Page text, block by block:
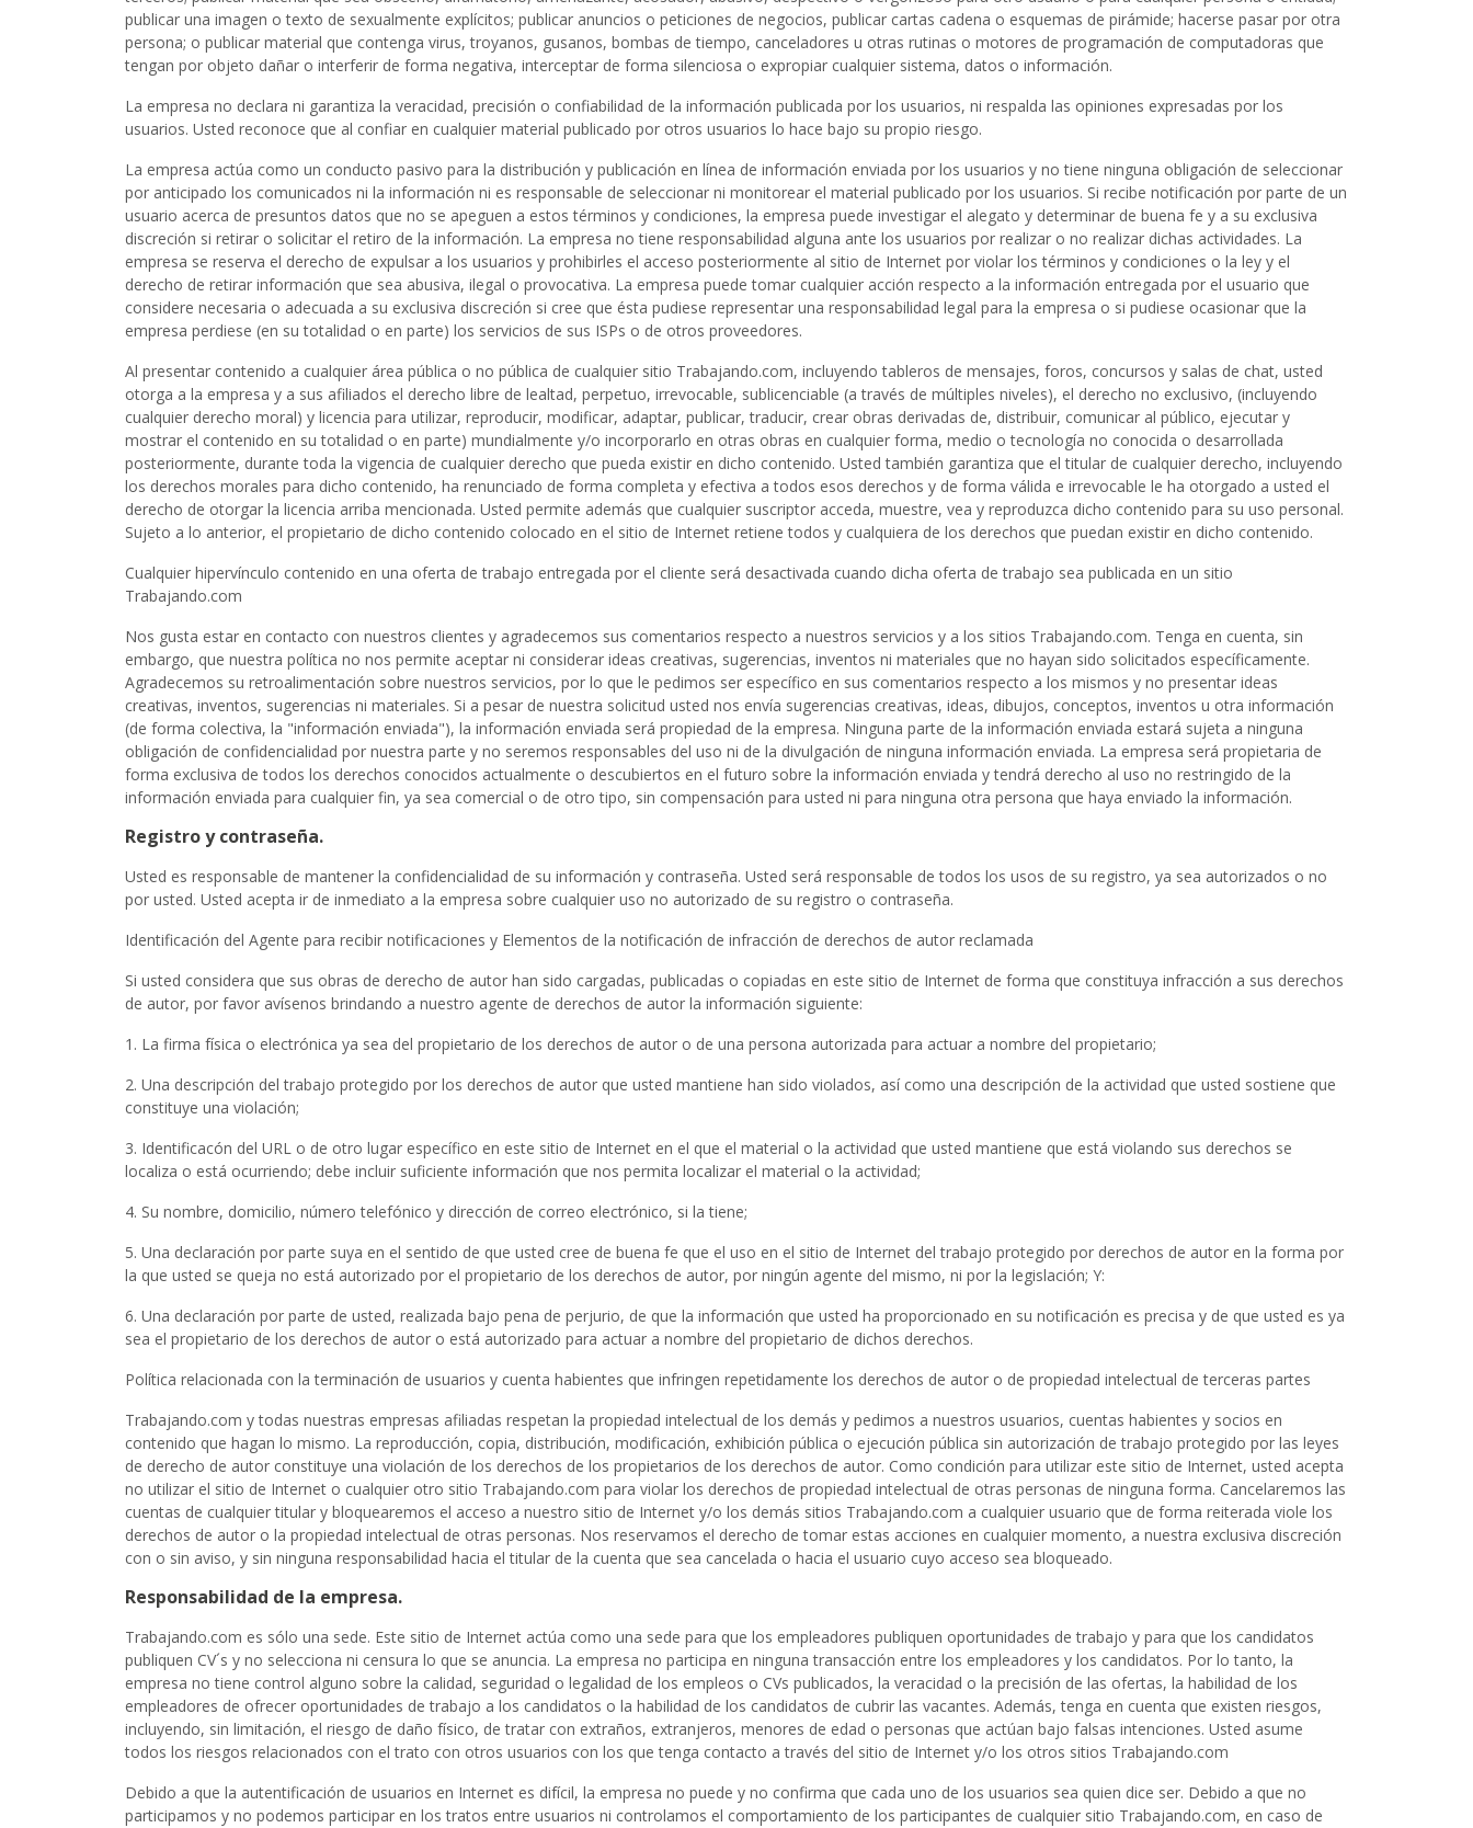
publicar una imagen o texto de sexualmente explícitos; publicar anuncios o peticiones de negocios, publicar cartas cadena o esquemas de pirámide; hacerse pasar por otra
persona; o publicar material que contenga virus, troyanos, gusanos, bombas de tiempo, canceladores u otras rutinas o motores de programación de computadoras que
tengan por objeto dañar o interferir de forma negativa, interceptar de forma silenciosa o expropiar cualquier sistema, datos o información.
La empresa no declara ni garantiza la veracidad, precisión o confiabilidad de la información publicada por los usuarios, ni respalda las opiniones expresadas por los
usuarios. Usted reconoce que al confiar en cualquier material publicado por otros usuarios lo hace bajo su propio riesgo.
La empresa actúa como un conducto pasivo para la distribución y publicación en línea de información enviada por los usuarios y no tiene ninguna obligación de seleccionar
por anticipado los comunicados ni la información ni es responsable de seleccionar ni monitorear el material publicado por los usuarios. Si recibe notificación por parte de un
usuario acerca de presuntos datos que no se apeguen a estos términos y condiciones, la empresa puede investigar el alegato y determinar de buena fe y a su exclusiva
discreción si retirar o solicitar el retiro de la información. La empresa no tiene responsabilidad alguna ante los usuarios por realizar o no realizar dichas actividades. La
empresa se reserva el derecho de expulsar a los usuarios y prohibirles el acceso posteriormente al sitio de Internet por violar los términos y condiciones o la ley y el
derecho de retirar información que sea abusiva, ilegal o provocativa. La empresa puede tomar cualquier acción respecto a la información entregada por el usuario que
considere necesaria o adecuada a su exclusiva discreción si cree que ésta pudiese representar una responsabilidad legal para la empresa o si pudiese ocasionar que la
empresa perdiese (en su totalidad o en parte) los servicios de sus ISPs o de otros proveedores.
Al presentar contenido a cualquier área pública o no pública de cualquier sitio Trabajando.com, incluyendo tableros de mensajes, foros, concursos y salas de chat, usted
otorga a la empresa y a sus afiliados el derecho libre de lealtad, perpetuo, irrevocable, sublicenciable (a través de múltiples niveles), el derecho no exclusivo, (incluyendo
cualquier derecho moral) y licencia para utilizar, reproducir, modificar, adaptar, publicar, traducir, crear obras derivadas de, distribuir, comunicar al público, ejecutar y
mostrar el contenido en su totalidad o en parte) mundialmente y/o incorporarlo en otras obras en cualquier forma, medio o tecnología no conocida o desarrollada
posteriormente, durante toda la vigencia de cualquier derecho que pueda existir en dicho contenido. Usted también garantiza que el titular de cualquier derecho, incluyendo
los derechos morales para dicho contenido, ha renunciado de forma completa y efectiva a todos esos derechos y de forma válida e irrevocable le ha otorgado a usted el
derecho de otorgar la licencia arriba mencionada. Usted permite además que cualquier suscriptor acceda, muestre, vea y reproduzca dicho contenido para su uso personal.
Sujeto a lo anterior, el propietario de dicho contenido colocado en el sitio de Internet retiene todos y cualquiera de los derechos que puedan existir en dicho contenido.
Cualquier hipervínculo contenido en una oferta de trabajo entregada por el cliente será desactivada cuando dicha oferta de trabajo sea publicada en un sitio
Trabajando.com
Nos gusta estar en contacto con nuestros clientes y agradecemos sus comentarios respecto a nuestros servicios y a los sitios Trabajando.com. Tenga en cuenta, sin
embargo, que nuestra política no nos permite aceptar ni considerar ideas creativas, sugerencias, inventos ni materiales que no hayan sido solicitados específicamente.
Agradecemos su retroalimentación sobre nuestros servicios, por lo que le pedimos ser específico en sus comentarios respecto a los mismos y no presentar ideas
creativas, inventos, sugerencias ni materiales. Si a pesar de nuestra solicitud usted nos envía sugerencias creativas, ideas, dibujos, conceptos, inventos u otra información
(de forma colectiva, la "información enviada"), la información enviada será propiedad de la empresa. Ninguna parte de la información enviada estará sujeta a ninguna
obligación de confidencialidad por nuestra parte y no seremos responsables del uso ni de la divulgación de ninguna información enviada. La empresa será propietaria de
forma exclusiva de todos los derechos conocidos actualmente o descubiertos en el futuro sobre la información enviada y tendrá derecho al uso no restringido de la
información enviada para cualquier fin, ya sea comercial o de otro tipo, sin compensación para usted ni para ninguna otra persona que haya enviado la información.
Registro y contraseña.
Usted es responsable de mantener la confidencialidad de su información y contraseña. Usted será responsable de todos los usos de su registro, ya sea autorizados o no
por usted. Usted acepta ir de inmediato a la empresa sobre cualquier uso no autorizado de su registro o contraseña.
Identificación del Agente para recibir notificaciones y Elementos de la notificación de infracción de derechos de autor reclamada
Si usted considera que sus obras de derecho de autor han sido cargadas, publicadas o copiadas en este sitio de Internet de forma que constituya infracción a sus derechos
de autor, por favor avísenos brindando a nuestro agente de derechos de autor la información siguiente:
1. La firma física o electrónica ya sea del propietario de los derechos de autor o de una persona autorizada para actuar a nombre del propietario;
2. Una descripción del trabajo protegido por los derechos de autor que usted mantiene han sido violados, así como una descripción de la actividad que usted sostiene que
constituye una violación;
3. Identificacón del URL o de otro lugar específico en este sitio de Internet en el que el material o la actividad que usted mantiene que está violando sus derechos se
localiza o está ocurriendo; debe incluir suficiente información que nos permita localizar el material o la actividad;
4. Su nombre, domicilio, número telefónico y dirección de correo electrónico, si la tiene;
5. Una declaración por parte suya en el sentido de que usted cree de buena fe que el uso en el sitio de Internet del trabajo protegido por derechos de autor en la forma por
la que usted se queja no está autorizado por el propietario de los derechos de autor, por ningún agente del mismo, ni por la legislación; Y:
6. Una declaración por parte de usted, realizada bajo pena de perjurio, de que la información que usted ha proporcionado en su notificación es precisa y de que usted es ya
sea el propietario de los derechos de autor o está autorizado para actuar a nombre del propietario de dichos derechos.
Política relacionada con la terminación de usuarios y cuenta habientes que infringen repetidamente los derechos de autor o de propiedad intelectual de terceras partes
Trabajando.com y todas nuestras empresas afiliadas respetan la propiedad intelectual de los demás y pedimos a nuestros usuarios, cuentas habientes y socios en
contenido que hagan lo mismo. La reproducción, copia, distribución, modificación, exhibición pública o ejecución pública sin autorización de trabajo protegido por las leyes
de derecho de autor constituye una violación de los derechos de los propietarios de los derechos de autor. Como condición para utilizar este sitio de Internet, usted acepta
no utilizar el sitio de Internet o cualquier otro sitio Trabajando.com para violar los derechos de propiedad intelectual de otras personas de ninguna forma. Cancelaremos las
cuentas de cualquier titular y bloquearemos el acceso a nuestro sitio de Internet y/o los demás sitios Trabajando.com a cualquier usuario que de forma reiterada viole los
derechos de autor o la propiedad intelectual de otras personas. Nos reservamos el derecho de tomar estas acciones en cualquier momento, a nuestra exclusiva discreción
con o sin aviso, y sin ninguna responsabilidad hacia el titular de la cuenta que sea cancelada o hacia el usuario cuyo acceso sea bloqueado.
Responsabilidad de la empresa.
Trabajando.com es sólo una sede. Este sitio de Internet actúa como una sede para que los empleadores publiquen oportunidades de trabajo y para que los candidatos
publiquen CV´s y no selecciona ni censura lo que se anuncia. La empresa no participa en ninguna transacción entre los empleadores y los candidatos. Por lo tanto, la
empresa no tiene control alguno sobre la calidad, seguridad o legalidad de los empleos o CVs publicados, la veracidad o la precisión de las ofertas, la habilidad de los
empleadores de ofrecer oportunidades de trabajo a los candidatos o la habilidad de los candidatos de cubrir las vacantes. Además, tenga en cuenta que existen riesgos,
incluyendo, sin limitación, el riesgo de daño físico, de tratar con extraños, extranjeros, menores de edad o personas que actúan bajo falsas intenciones. Usted asume
todos los riesgos relacionados con el trato con otros usuarios con los que tenga contacto a través del sitio de Internet y/o los otros sitios Trabajando.com
Debido a que la autentificación de usuarios en Internet es difícil, la empresa no puede y no confirma que cada uno de los usuarios sea quien dice ser. Debido a que no
participamos y no podemos participar en los tratos entre usuarios ni controlamos el comportamiento de los participantes de cualquier sitio Trabajando.com, en caso de